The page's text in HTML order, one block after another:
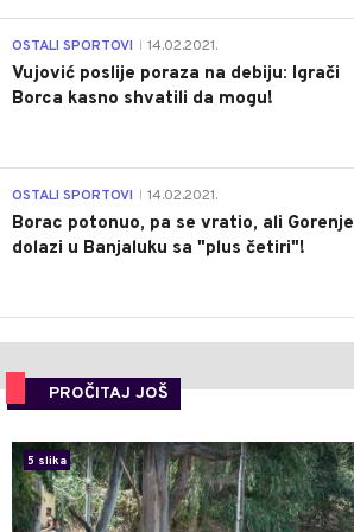
OSTALI SPORTOVI 14.02.2021.
Vujović poslije poraza na debiju: Igrači
Borca kasno shvatili da mogu!
OSTALI SPORTOVI 14.02.2021.
Borac potonuo, pa se vratio, ali Gorenje
dolazi u Banjaluku sa "plus četiri"!
PROČITAJ JOŠ
5 slika